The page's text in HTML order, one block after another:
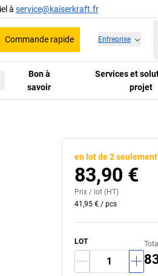
à service@kaiserkraft.fr
Commande rapide Entreprise
Bon à
savoir
Services et
projet
en lot de 2 seulement
83,90 €
Prix / lot (HT)
41,95 € / pcs
LOT